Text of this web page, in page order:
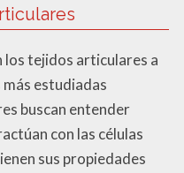
los tejidos articulares a
más estudiadas
buscan entender
con las células
sus propiedades